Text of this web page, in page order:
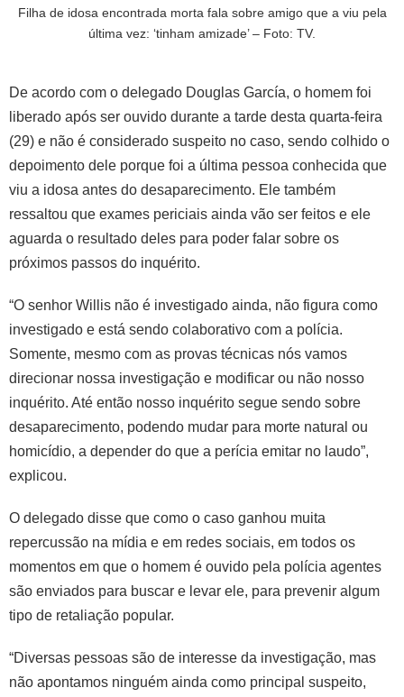
Filha de idosa encontrada morta fala sobre amigo que a viu pela
última vez: ‘tinham amizade’ – Foto: TV.
De acordo com o delegado Douglas García, o homem foi
liberado após ser ouvido durante a tarde desta quarta-feira
(29) e não é considerado suspeito no caso, sendo colhido o
depoimento dele porque foi a última pessoa conhecida que
viu a idosa antes do desaparecimento. Ele também
ressaltou que exames periciais ainda vão ser feitos e ele
aguarda o resultado deles para poder falar sobre os
próximos passos do inquérito.
“O senhor Willis não é investigado ainda, não figura como
investigado e está sendo colaborativo com a polícia.
Somente, mesmo com as provas técnicas nós vamos
direcionar nossa investigação e modificar ou não nosso
inquérito. Até então nosso inquérito segue sendo sobre
desaparecimento, podendo mudar para morte natural ou
homicídio, a depender do que a perícia emitar no laudo”,
explicou.
O delegado disse que como o caso ganhou muita
repercussão na mídia e em redes sociais, em todos os
momentos em que o homem é ouvido pela polícia agentes
são enviados para buscar e levar ele, para prevenir algum
tipo de retaliação popular.
“Diversas pessoas são de interesse da investigação, mas
não apontamos ninguém ainda como principal suspeito,